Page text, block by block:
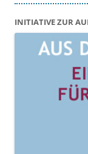
INITIATIVE ZUR